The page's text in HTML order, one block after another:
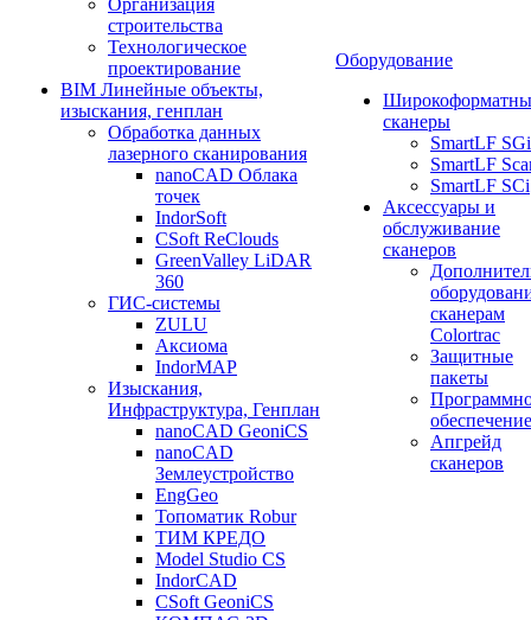
Организация
строительства
Технологическое
проектирование
BIM Линейные объекты,
изыскания, генплан
Обработка данных
лазерного сканирования
nanoCAD Облака
точек
IndorSoft
CSoft ReClouds
GreenValley LiDAR
360
ГИС-системы
ZULU
Аксиома
IndorMAP
Изыскания,
Инфраструктура, Генплан
nanoCAD GeoniCS
nanoCAD
Землеустройство
EngGeo
Топоматик Robur
ТИМ КРЕДО
Model Studio CS
IndorCAD
CSoft GeoniCS
Оборудование
сканеры
SmartLF SGi
SmartLF
SmartLF SCi
Аксессуары и
обслуживание
сканеров
сканерам
Colortrac
Защитные
пакеты
обеспечение
Апгрейд
сканеров